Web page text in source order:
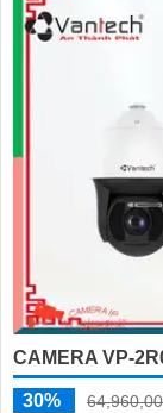
CAMERA VP-
30%